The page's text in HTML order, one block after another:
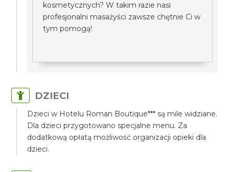
kosmetycznych? W takim razie nasi
profesjonalni masażyści zawsze chętnie Ci w
tym pomogą!
DZIECI
Dzieci w Hotelu Roman Boutique*** są mile widziane.
Dla dzieci przygotowano specjalne menu. Za
dodatkową opłatą możliwość organizacji opieki dla
dzieci.